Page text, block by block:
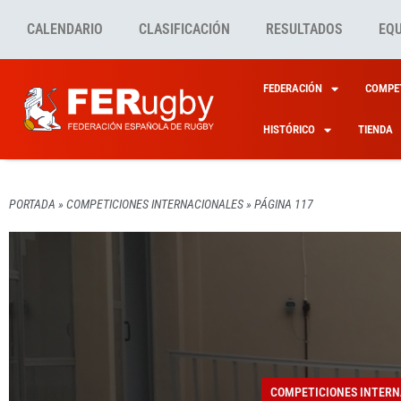
CALENDARIO CLASIFICACIÓN RESULTADOS
FEDERACIÓN
HISTÓRICO TIENDA
PORTADA » COMPETICIONES INTERNACIONALES» PÁGINA 117
DE
EL
XV
COMPETICIONES